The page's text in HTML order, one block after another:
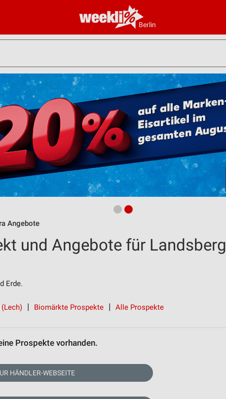
Berlin
Angebote
und Angebote für Landsberg
Erde.
Biomärkte Prospekte Alle Prospekte
Prospekte vorhanden.
HÄNDLER-WEBSEITE